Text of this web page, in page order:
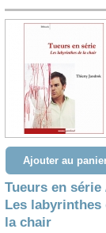
Ajouter au
Tueurs en série
Les labyrinthes
la chair